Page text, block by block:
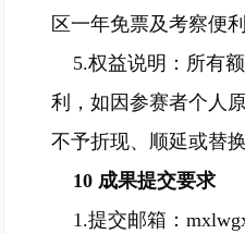
区一年免票及考察便利
5.权益说明：所有
利，如因参赛者个人
不予折现、顺延或替换
10 成果提交要求
1.提交邮箱：